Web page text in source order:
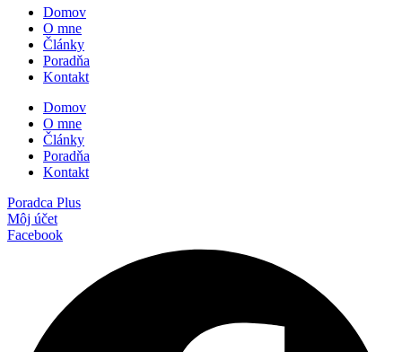
Domov
O mne
Články
Poradňa
Kontakt
Domov
O mne
Články
Poradňa
Kontakt
Poradca Plus
Môj účet
Facebook